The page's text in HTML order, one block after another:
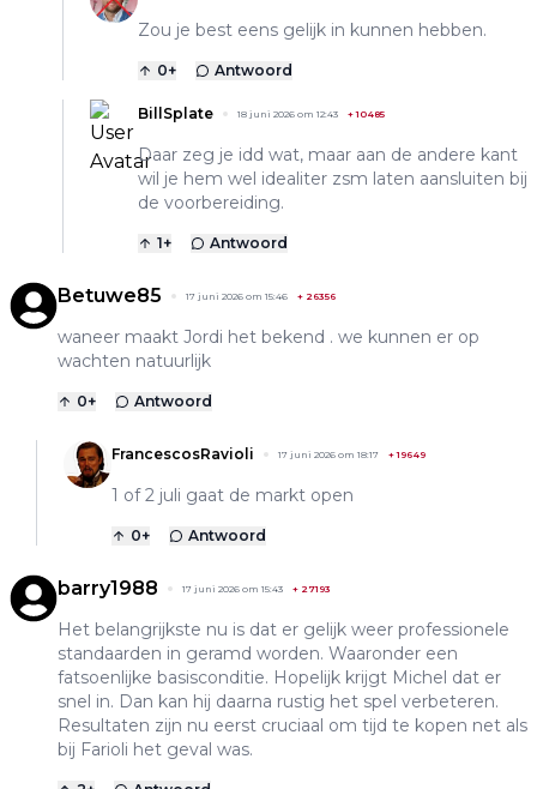
Zou je best eens gelijk in kunnen hebben.
0+ Antwoord
BillSplate 18 juni 2026 om 12:43 +10485
Daar zeg je idd wat, maar aan de andere kant
wil je hem wel idealiter zsm laten aansluiten bij
de voorbereiding.
1+ Antwoord
Betuwe85 17 juni 2026 om 15:46 + 26356
waneer maakt Jordi het bekend . we kunnen er op
wachten natuurlijk
0+ Antwoord
FrancescosRavioli 17 juni 2026 om 18:17 +19649
1 of 2 juli gaat de markt open
0+ Antwoord
barry1988 17 juni 2026 om 15:43 + 27193
Het belangrijkste nu is dat er gelijk weer professionele
standaarden in geramd worden. Waaronder een
fatsoenlijke basisconditie. Hopelijk krijgt Michel dat er
snel in. Dan kan hij daarna rustig het spel verbeteren.
Resultaten zijn nu eerst cruciaal om tijd te kopen net als
bij Farioli het geval was.